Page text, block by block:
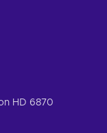
HD 6870